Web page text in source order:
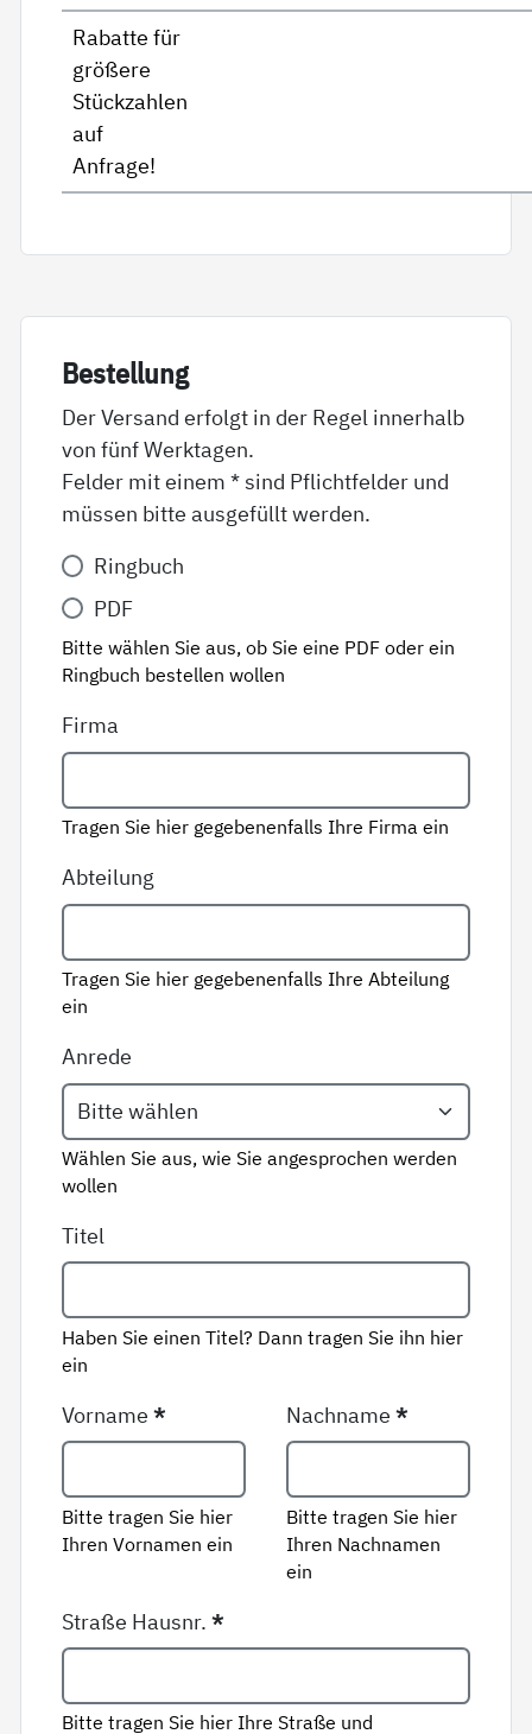
Rabatte für
größere
Stückzahlen
auf
Anfrage!
Be­stel­lung
Der Versand erfolgt in der Regel innerhalb
von fünf Werktagen.
Felder mit einem * sind Pflichtfelder und
müssen bitte ausgefüllt werden.
Variante*
Ringbuch
PDF
Bitte wählen Sie aus, ob Sie eine PDF oder ein
Ringbuch bestellen wollen
Firma
Tragen Sie hier gegebenenfalls Ihre Firma ein
Abteilung
Tragen Sie hier gegebenenfalls Ihre Abteilung
ein
Anrede
Wählen Sie aus, wie Sie angesprochen werden
wollen
Titel
Haben Sie einen Titel? Dann tragen Sie ihn hier
ein
Vorname*
Bitte tragen Sie hier
Ihren Vornamen ein
Nachname*
Bitte tragen Sie hier
Ihren Nachnamen
ein
Straße Hausnr.*
Bitte tragen Sie hier Ihre Straße und